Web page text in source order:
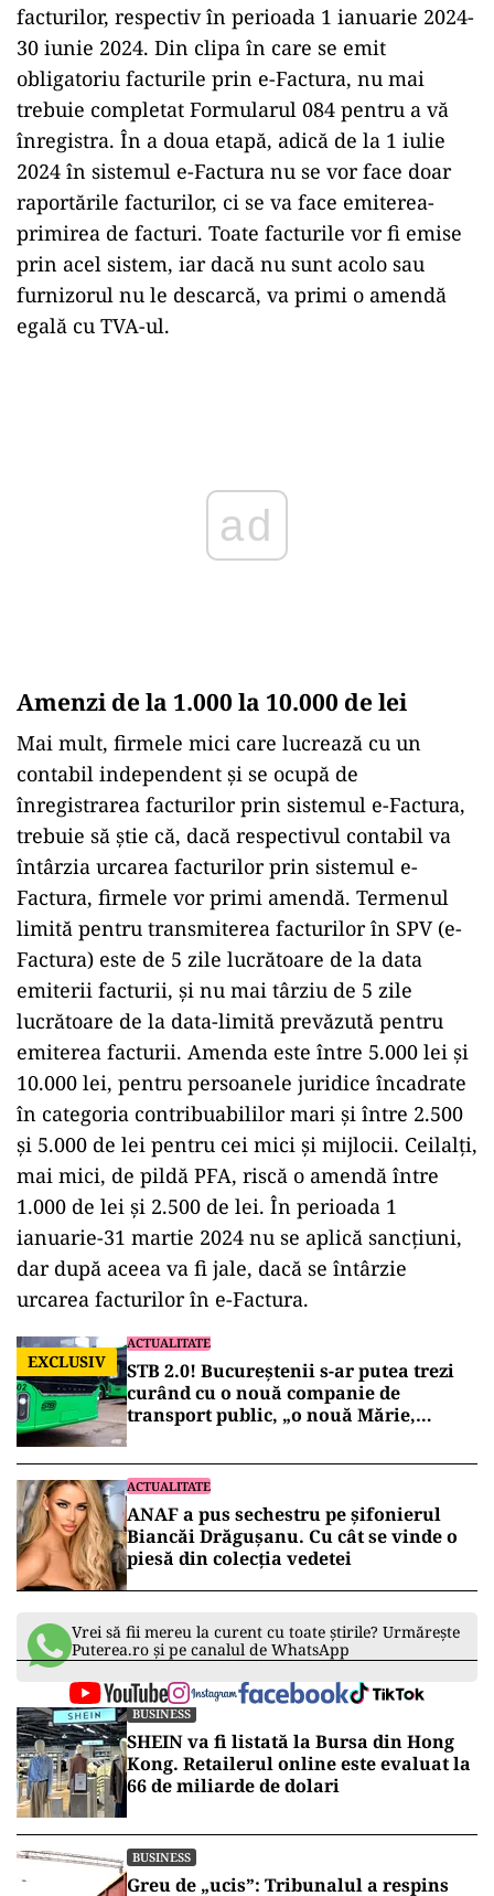
facturilor, respectiv în perioada 1 ianuarie 2024-
30 iunie 2024. Din clipa în care se emit
obligatoriu facturile prin e-Factura, nu mai
trebuie completat Formularul 084 pentru a vă
înregistra. În a doua etapă, adică de la 1 iulie
2024 în sistemul e-Factura nu se vor face doar
raportările facturilor, ci se va face emiterea-
primirea de facturi. Toate facturile vor fi emise
prin acel sistem, iar dacă nu sunt acolo sau
furnizorul nu le descarcă, va primi o amendă
egală cu TVA-ul.
ad
Amenzi de la 1.000 la 10.000 de lei
Mai mult, firmele mici care lucrează cu un
contabil independent și se ocupă de
înregistrarea facturilor prin sistemul e-Factura,
trebuie să știe că, dacă respectivul contabil va
întârzia urcarea facturilor prin sistemul e-
Factura, firmele vor primi amendă. Termenul
limită pentru transmiterea facturilor în SPV (e-
Factura) este de 5 zile lucrătoare de la data
emiterii facturii, și nu mai târziu de 5 zile
lucrătoare de la data-limită prevăzută pentru
emiterea facturii. Amenda este între 5.000 lei și
10.000 lei, pentru persoanele juridice încadrate
în categoria contribuabililor mari și între 2.500
și 5.000 de lei pentru cei mici și mijlocii. Ceilalți,
mai mici, de pildă PFA, riscă o amendă între
1.000 de lei și 2.500 de lei. În perioada 1
ianuarie-31 martie 2024 nu se aplică sancțiuni,
dar după aceea va fi jale, dacă se întârzie
urcarea facturilor în e-Factura.
EXCLUSIV
ACTUALITATE
STB 2.0! Bucureștenii s-ar putea trezi
curând cu o nouă companie de
transport public, „o nouă Mărie,
ACTUALITATE
ANAF a pus sechestru pe șifonierul
Biancăi Drăgușanu. Cu cât se vinde o
piesă din colecția vedetei
Vrei să fii mereu la curent cu toate știrile? Urmărește
Puterea.ro și pe canalul de WhatsApp
BUSINESS
SHEIN va fi listată la Bursa din Hong
Kong. Retailerul online este evaluat la
66 de miliarde de dolari
BUSINESS
Greu de „ucis”: Tribunalul a respins